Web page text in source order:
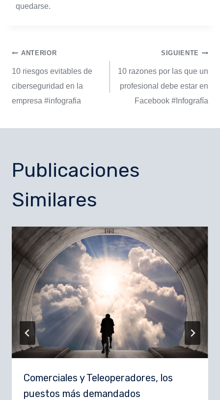
quedarse.
ANTERIOR
10 riesgos evitables de
ciberseguridad en la
empresa #infografia
SIGUIENTE
10 razones por las que un
profesional debe estar en
Facebook #Infografía
Publicaciones
Similares
Comerciales y Teleoperadores, los
puestos más demandados